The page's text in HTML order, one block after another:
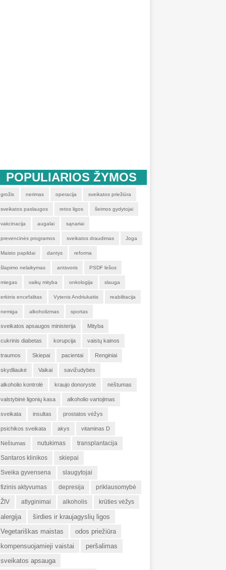
POPULIARIOS ŽYMOS
grožis nerimas operacija sveikatos priežiūra
sveikatos paslaugos retos ligos šeimos gydytojai
vakcinacija augalai sąnariai
prevencinės programos sveikatos draudimas Joga
Maisto papildai dantys reforma
šlapimo nelaikymas antsvoris PSDF lėšos
miegas vaikų mityba onkologija slauga
erkinis encefalitas Vytenis Andriukaitis reabilitacija
nemiga alkoholizmas sportas
sveikatos apsaugos ministerija Mityba
cukrinis diabetas korupcija vaistų kainos
traumos Skiepai pacientai Renginiai
skydliaukė Vaikai savižudybės
alkoholio kontrolė kraujo donorystė nėštumas
valstybinė ligonių kasa alkoholio vartojimas
sveikata insultas prostatos vėžys
psichikos sveikata akys vitaminas D
Nėštumas nutukimas transplantacija
Santaros klinikos skiepai
Sveika gyvensena slaugytojai
fizinis aktyvumas depresija priklausomybė
ŽIV atlyginimai alkoholis krūties vėžys
alergija
širdies ir kraujagyslių ligos
Vegetariškas maistas
odos priežiūra
kompensuojamieji vaistai
peršalimas
sveikatos apsauga